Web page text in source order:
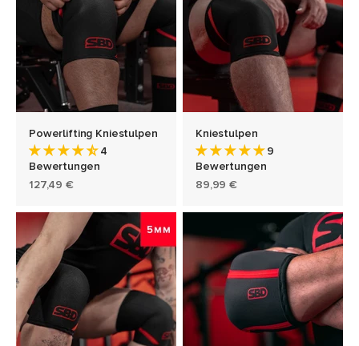
Powerlifting Kniestulpen
4
Bewertungen
Angebot
127,49 €
Kniestulpen
9
Bewertungen
Angebot
89,99 €